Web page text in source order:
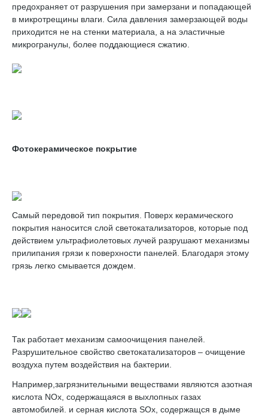
предохраняет от разрушения при замерзани и попадающей
в микротрещины влаги. Сила давления замерзающей воды
приходится не на стенки материала, а на эластичные
микрогранулы, более поддающиеся сжатию.
Фотокерамическое покрытие
Самый передовой тип покрытия. Поверх керамического
покрытия наносится слой светокатализаторов, которые под
действием ультрафиолетовых лучей разрушают механизмы
прилипания грязи к поверхности панелей. Благодаря этому
грязь легко смывается дождем.
Так работает механизм самоочищения панелей.
Разрушительное свойство светокатализаторов – очищение
воздуха путем воздействия на бактерии.
Например,загрязнительными веществами являются азотная
кислота NOx, содержащаяся в выхлопных газах
автомобилей. и серная кислота SOx, содержащся в дыме